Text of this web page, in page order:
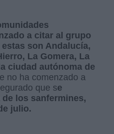
a citar al grupo
son Andalucía,
La Gomera, La
ciudad autónoma de
no ha comenzado a
que se
los sanfermines,
julio.